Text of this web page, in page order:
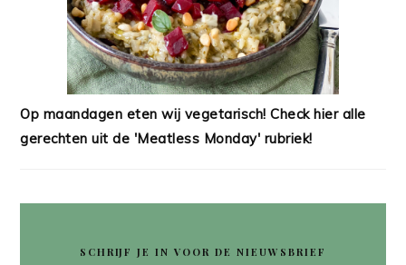
Op maandagen eten wij vegetarisch! Check hier alle
gerechten uit de 'Meatless Monday' rubriek!
SCHRIJF JE IN VOOR DE NIEUWSBRIEF